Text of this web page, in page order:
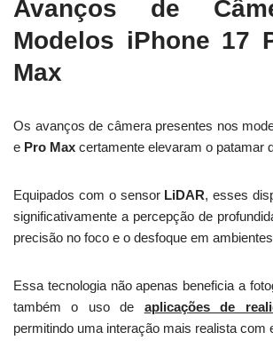
Avanços de
Modelos iPhone 17
Max
Os avanços de câmera presentes nos
e Pro Max certamente elevaram o patamar
Equipados com o sensor LiDAR, esses
significativamente a percepção de
precisão no foco e o desfoque em
Essa tecnologia não apenas beneficia a
também o uso de aplicações de
permitindo uma interação mais realista com